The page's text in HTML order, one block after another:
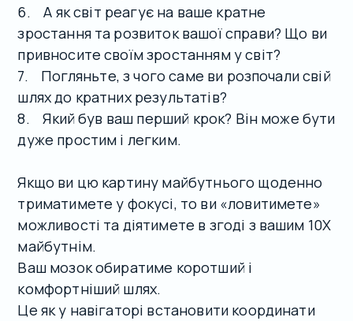
6. А як світ реагує на ваше кратне
зростання та розвиток вашої справи? Що ви
привносите своїм зростанням у світ?
7. Погляньте, з чого саме ви розпочали свій
шлях до кратних результатів?
8. Який був ваш перший крок? Він може бути
дуже простим і легким.
Якщо ви цю картину майбутнього щоденно
триматимете у фокусі, то ви «ловитимете»
можливості та діятимете в згоді з вашим 10Х
майбутнім.
Ваш мозок обиратиме коротший і
комфортніший шлях.
Це як у навігаторі встановити координати